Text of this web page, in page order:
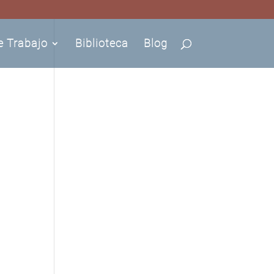
Trabajo Biblioteca Blog